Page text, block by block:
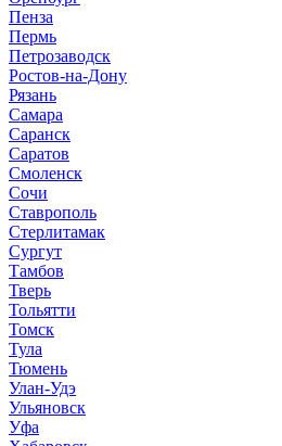
Пенза
Пермь
Петрозаводск
Ростов-на-Дону
Рязань
Самара
Саранск
Саратов
Смоленск
Сочи
Ставрополь
Стерлитамак
Сургут
Тамбов
Тверь
Тольятти
Томск
Тула
Тюмень
Улан-Удэ
Ульяновск
Уфа